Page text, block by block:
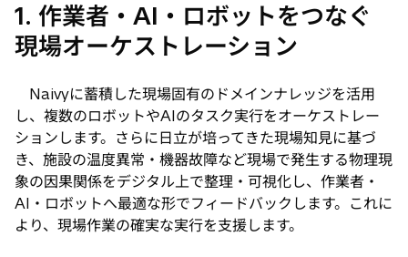
1. 作業者・AI・ロボットをつなぐ
現場オーケストレーション
Naivyに蓄積した現場固有のドメインナレッジを活用
し、複数のロボットやAIのタスク実行をオーケストレー
ションします。さらに日立が培ってきた現場知見に基づ
き、施設の温度異常・機器故障など現場で発生する物理現
象の因果関係をデジタル上で整理・可視化し、作業者・
AI・ロボットへ最適な形でフィードバックします。これに
より、現場作業の確実な実行を支援します。